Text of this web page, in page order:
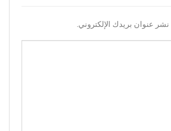
نشر عنوان بريدك الإلكتروني.